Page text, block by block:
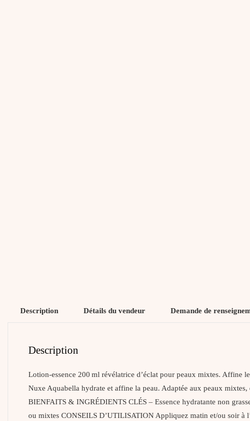
Description Détails du vendeur Demande de
Description
Lotion-essence 200 ml révélatrice d’éclat pour peaux mixtes. Affine
Nuxe Aquabella hydrate et affine la peau. Adaptée aux peaux
BIENFAITS & INGRÉDIENTS CLÉS – Essence hydratante non
ou mixtes CONSEILS D’UTILISATION Appliquez matin et/ou soir à